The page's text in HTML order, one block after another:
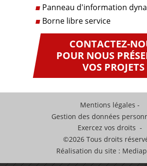
Panneau d'information
Borne libre service
CONTACTEZ-
POUR NOUS
VOS PROJETS
Mentions légales
Gestion des données
Exercez vos droits
©2026 Tous droits
Réalisation du site :